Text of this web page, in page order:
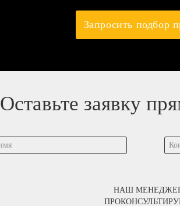
Запросить подбор
Оставьте заявку
НАШ